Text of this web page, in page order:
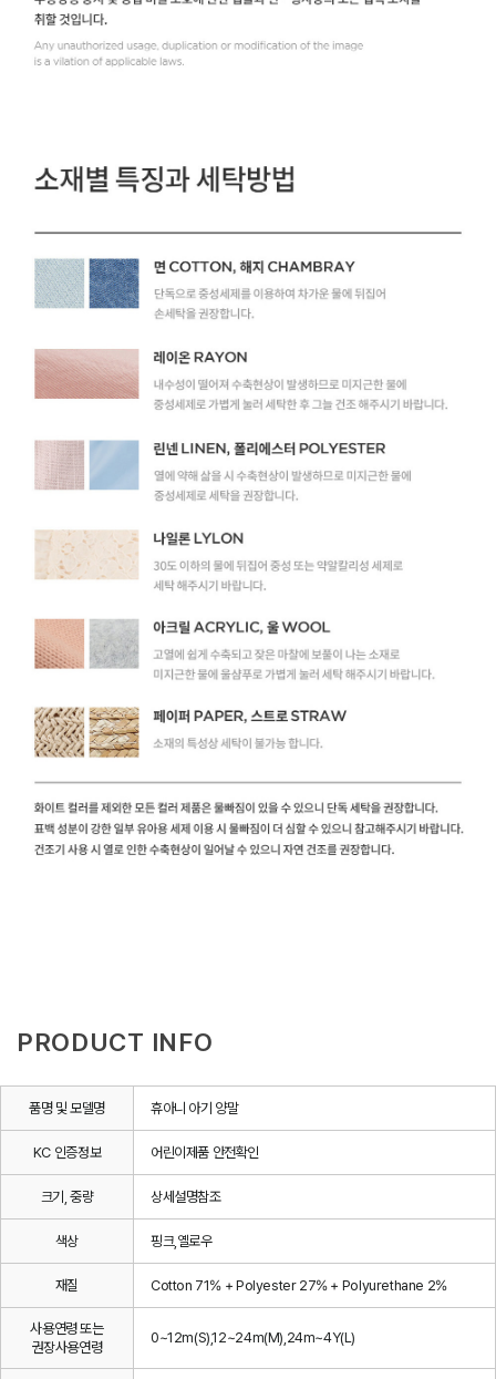
PRODUCT INFO
품명 및 모델명 휴아니 아기 양말
KC 인증정보 어린이제품 안전확인
크기, 중량 상세설명참조
색상 핑크,옐로우
재질 Cotton 71% + Polyester 27% + Polyurethane 2%
사용연령 또는
권장사용연령
0~12m(S),12~24m(M),24m~4Y(L)